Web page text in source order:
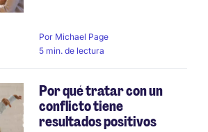
Por Michael Page
5 min. de lectura
Por qué tratar con un
conflicto tiene
resultados positivos